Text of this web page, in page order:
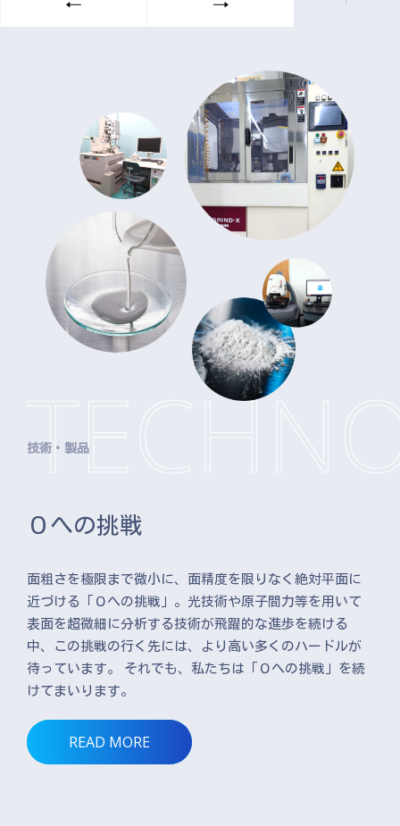
技術・製品
０への挑戦
面粗さを極限まで微小に、面精度を限りなく絶対平面に
近づける「０への挑戦」。光技術や原子間力等を用いて
表面を超微細に分析する技術が飛躍的な進歩を続ける
中、この挑戦の行く先には、より高い多くのハードルが
待っています。 それでも、私たちは「０への挑戦」を続
けてまいります。
READ MORE